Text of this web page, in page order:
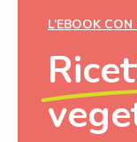
L’EBOOK